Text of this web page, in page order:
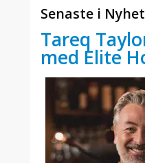
Senaste i
Tareq
med Elite